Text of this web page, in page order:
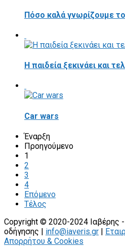
Πόσο καλά γνωρίζουμε
Η παιδεία ξεκινάει και
Car wars
Έναρξη
Προηγούμενο
1
2
3
4
Επόμενο
Τέλος
Copyright © 2020-2024 Ιαβέρης
οδήγησης | info@iaveris.gr |
Απορρήτου & Cookies